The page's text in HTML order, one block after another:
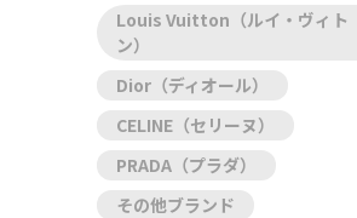
Louis Vuitton（ルイ・ヴィト
ン）
Dior（ディオール）
CELINE（セリーヌ）
PRADA（プラダ）
その他ブランド